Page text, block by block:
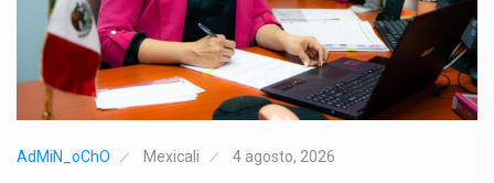
AdMiN_oChO Mexicali 4 agosto, 2026